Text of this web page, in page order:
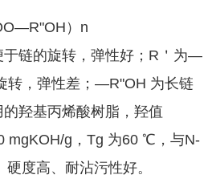
）n
于链的旋转，弹性好；R＇为—
转，弹性差；—R"OH 为长链
羟基丙烯酸树脂，羟值
mgKOH/g，Tg 为60 ℃，与N-
度高、耐沾污性好。